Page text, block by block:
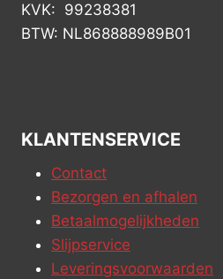
KVK: 99238381
BTW: NL868888989B01
KLANTENSERVICE
Contact
Bezorgen en afhalen
Betaalmogelijkheden
Slijpservice
Leveringsvoorwaarden